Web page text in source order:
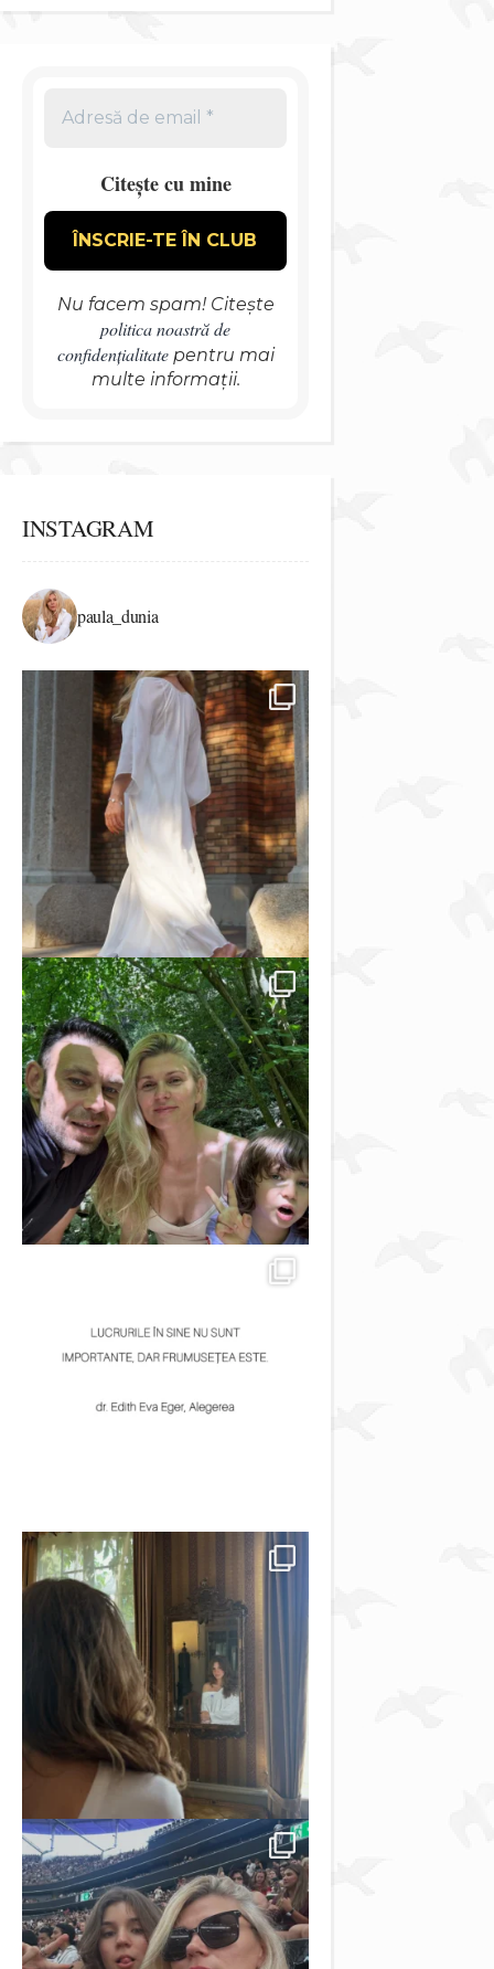
Citește cu mine
Nu facem spam! Citește
politica noastră de
confidențialitatepentru mai
multe informații.
INSTAGRAM
paula_dunia